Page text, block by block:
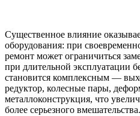
Существенное влияние
оборудования: при
ремонт может ограничиться
при длительной эксплуатации
становится комплексным —
редуктор, колесные пары,
металлоконструкция, что
более серьезного вмешательства.